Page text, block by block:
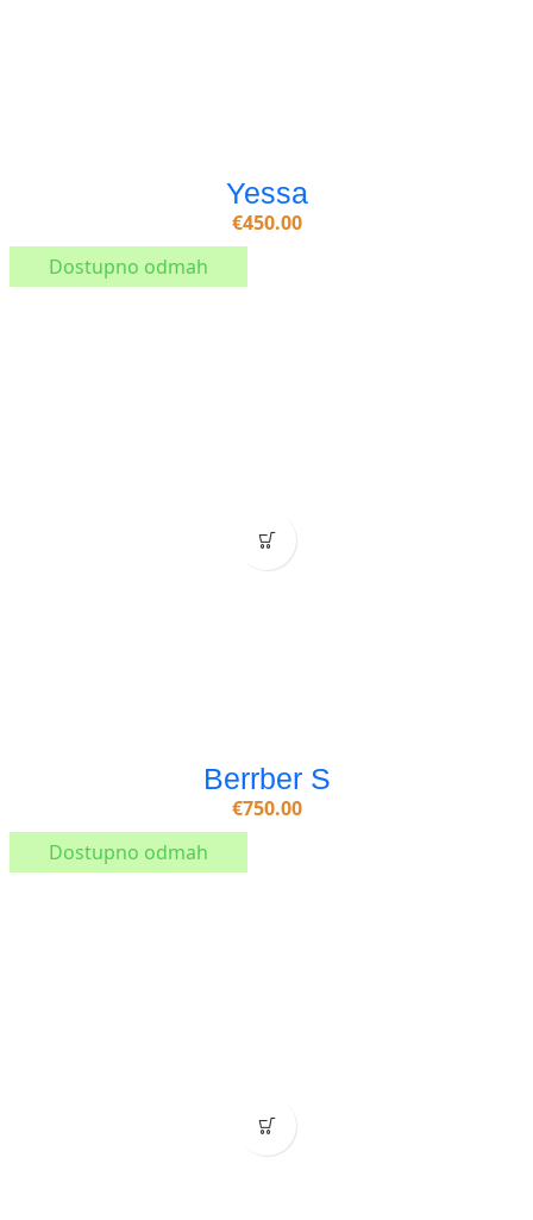
Yessa
€450.00
Berrber S
€750.00
Dostupno odmah
Dostupno odmah